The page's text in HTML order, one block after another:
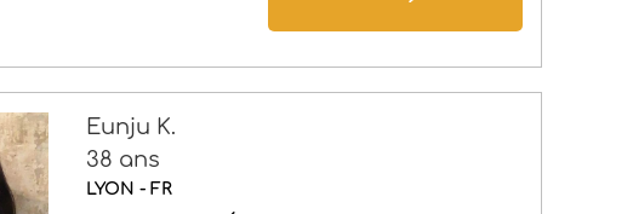
Eunju K.
38 ans
LYON - FR